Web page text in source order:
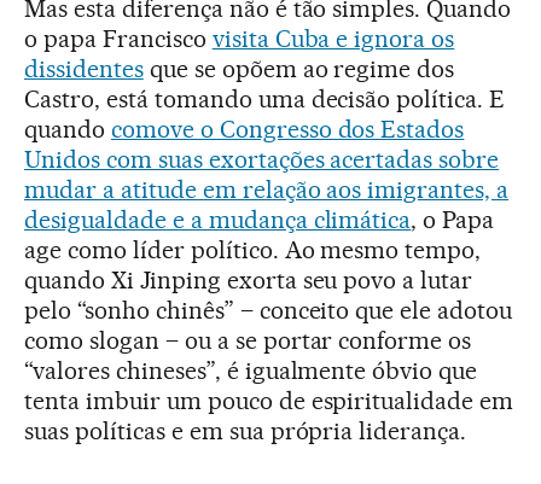
Mas esta diferença não é tão simples. Quando
o papa Francisco visita Cuba e ignora os
dissidentesque se opõem ao regime dos
Castro, está tomando uma decisão política. E
quando comove o Congresso dos Estados
Unidos com suas exortações acertadas sobre
mudar a atitude em relação aos imigrantes, a
desigualdade e a mudança climática, o Papa
age como líder político. Ao mesmo tempo,
quando Xi Jinping exorta seu povo a lutar
pelo “sonho chinês” – conceito que ele adotou
como slogan – ou a se portar conforme os
“valores chineses”, é igualmente óbvio que
tenta imbuir um pouco de espiritualidade em
suas políticas e em sua própria liderança.